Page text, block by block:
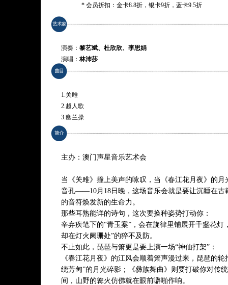
* 会员折扣：金卡8.8折，银卡9折，蓝卡9.5折
演奏： 黎艺斌、杜欣欣、李思娟
演唱： 林沛莎
主持：许梓烽
1.关雎
2.越人歌
3.幽兰操
4.凤求凰
5.白头吟
7.枫桥夜泊
9.晚晴
10.蝶恋花
11.钗头凤
12.木兰花慢 送月
13.青玉案 元夕
14.大江东去
15.乌夜啼
16.乐器重奏《春江花月夜》
17.乐器重奏《彝族舞曲》
主办：澳门声星音乐艺术会
当《关雎》撞上美声的咏叹，当《春江花月夜》的
音孔——10月18日晚，这场音乐会就是要让沉睡在古
的音符焕发新的生命力。
那些耳熟能详的诗句，这次要换种姿势打动你：
辛弃疾笔下的“青玉案”，会在旋律里铺展开千盏花灯
却在灯火阑珊处”的猝不及防。
不止如此，琵琶与箫更是要上演一场“神仙打架”：
《春江花月夜》的江风会顺着箫声漫过来，琵琶的
绕芳甸”的月光碎影；《彝族舞曲》则要打破你对传
间，山野的篝火仿佛就在眼前噼啪作响。